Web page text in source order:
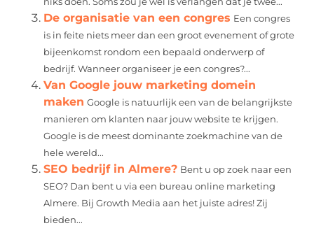
De organisatie van een congres Een congres
is in feite niets meer dan een groot evenement of grote
bijeenkomst rondom een bepaald onderwerp of
bedrijf. Wanneer organiseer je een congres?...
Van Google jouw marketing domein
maken Google is natuurlijk een van de belangrijkste
manieren om klanten naar jouw website te krijgen.
Google is de meest dominante zoekmachine van de
hele wereld...
SEO bedrijf in Almere? Bent u op zoek naar een
SEO? Dan bent u via een bureau online marketing
Almere. Bij Growth Media aan het juiste adres! Zij
bieden...